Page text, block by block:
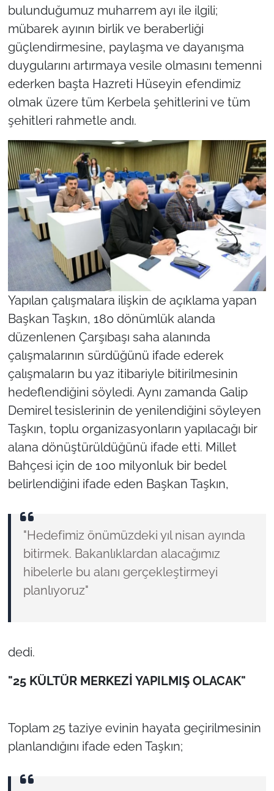
bulunduğumuz muharrem ayı ile ilgili;
mübarek ayının birlik ve beraberliği
güçlendirmesine, paylaşma ve dayanışma
duygularını artırmaya vesile olmasını temenni
ederken başta Hazreti Hüseyin efendimiz
olmak üzere tüm Kerbela şehitlerini ve tüm
şehitleri rahmetle andı.
Yapılan çalışmalara ilişkin de açıklama yapan
Başkan Taşkın, 180 dönümlük alanda
düzenlenen Çarşıbaşı saha alanında
çalışmalarının sürdüğünü ifade ederek
çalışmaların bu yaz itibariyle bitirilmesinin
hedeflendiğini söyledi. Aynı zamanda Galip
Demirel tesislerinin de yenilendiğini söyleyen
Taşkın, toplu organizasyonların yapılacağı bir
alana dönüştürüldüğünü ifade etti. Millet
Bahçesi için de 100 milyonluk bir bedel
belirlendiğini ifade eden Başkan Taşkın,
"Hedefimiz önümüzdeki yıl nisan ayında
bitirmek. Bakanlıklardan alacağımız
hibelerle bu alanı gerçekleştirmeyi
planlıyoruz"
dedi.
"25 KÜLTÜR MERKEZİ YAPILMIŞ OLACAK"
Toplam 25 taziye evinin hayata geçirilmesinin
planlandığını ifade eden Taşkın;